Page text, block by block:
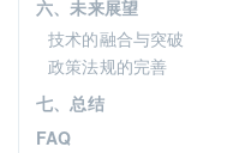
六、未来展望
技术的融合与突破
政策法规的完善
七、总结
FAQ